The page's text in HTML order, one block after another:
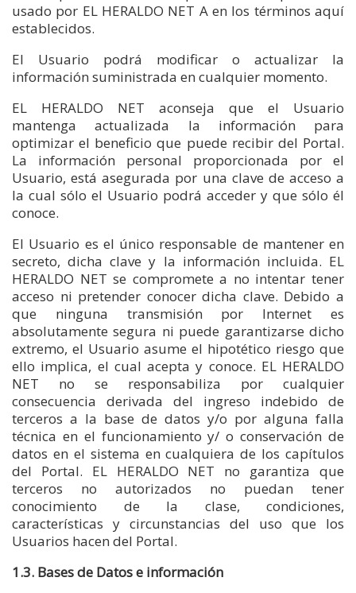
usado por EL HERALDO NET A en los términos aquí
establecidos.
El Usuario podrá modificar o actualizar la
información suministrada en cualquier momento.
EL HERALDO NET aconseja que el Usuario
mantenga actualizada la información para
optimizar el beneficio que puede recibir del Portal.
La información personal proporcionada por el
Usuario, está asegurada por una clave de acceso a
la cual sólo el Usuario podrá acceder y que sólo él
conoce.
El Usuario es el único responsable de mantener en
secreto, dicha clave y la información incluida. EL
HERALDO NET se compromete a no intentar tener
acceso ni pretender conocer dicha clave. Debido a
que ninguna transmisión por Internet es
absolutamente segura ni puede garantizarse dicho
extremo, el Usuario asume el hipotético riesgo que
ello implica, el cual acepta y conoce. EL HERALDO
NET no se responsabiliza por cualquier
consecuencia derivada del ingreso indebido de
terceros a la base de datos y/o por alguna falla
técnica en el funcionamiento y/ o conservación de
datos en el sistema en cualquiera de los capítulos
del Portal. EL HERALDO NET no garantiza que
terceros no autorizados no puedan tener
conocimiento de la clase, condiciones,
características y circunstancias del uso que los
Usuarios hacen del Portal.
1.3. Bases de Datos e información